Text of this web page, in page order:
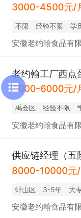
3000-4500元/
不限 经验不限 学
安徽老约翰食品有
老约翰工厂西点
4000-6000元/
禹会区 经验不限
安徽老约翰食品有
供应链经理（五
8000-10000元/
蚌山区 3-5年 大
安徽老约翰食品有